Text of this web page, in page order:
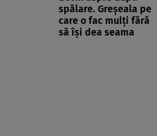
spălare. Greșeala pe
care o fac mulți fără
să își dea seama